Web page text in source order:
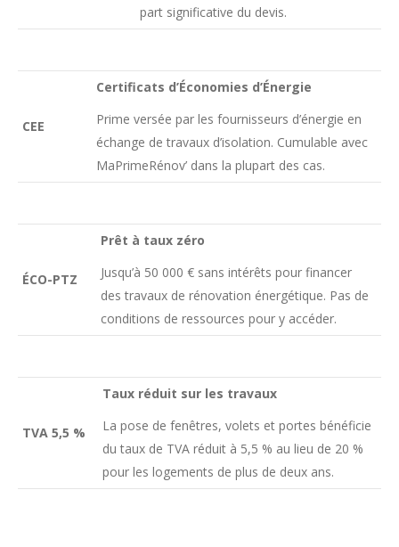
part significative du devis.
CEE
Certificats d’Économies d’Énergie
Prime versée par les fournisseurs d’énergie en
échange de travaux d’isolation. Cumulable avec
MaPrimeRénov’ dans la plupart des cas.
ÉCO-PTZ
Prêt à taux zéro
Jusqu’à 50 000 € sans intérêts pour financer
des travaux de rénovation énergétique. Pas de
conditions de ressources pour y accéder.
TVA 5,5 %
Taux réduit sur les travaux
La pose de fenêtres, volets et portes bénéficie
du taux de TVA réduit à 5,5 % au lieu de 20 %
pour les logements de plus de deux ans.